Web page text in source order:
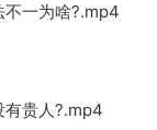
不一为啥?.mp4
有贵人?.mp4